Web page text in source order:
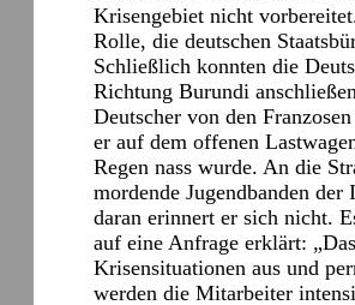
Krisengebiet nicht
Rolle, die deutschen
Schließlich konnten die
Richtung Burundi
Deutscher von den
er auf dem offenen
Regen nass wurde. An die
mordende Jugendbanden
daran erinnert er sich nicht.
auf eine Anfrage erklärt:
Krisensituationen aus und
werden die Mitarbeiter